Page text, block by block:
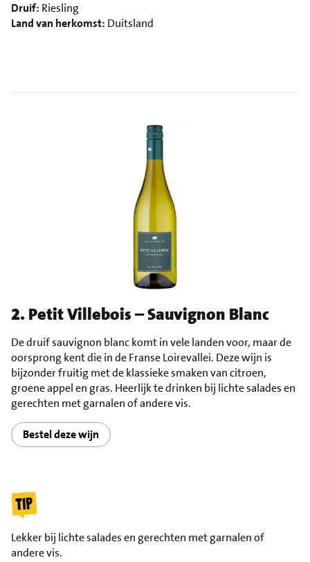
Druif: Riesling
Land van herkomst: Duitsland
2. Petit Villebois – Sauvignon Blanc
De druif sauvignon blanc komt in vele landen voor, maar de
oorsprong kent die in de Franse Loirevallei. Deze wijn is
bijzonder fruitig met de klassieke smaken van citroen,
groene appel en gras. Heerlijk te drinken bij lichte salades en
gerechten met garnalen of andere vis.
Bestel deze wijn
Lekker bij lichte salades en gerechten met garnalen of
andere vis.